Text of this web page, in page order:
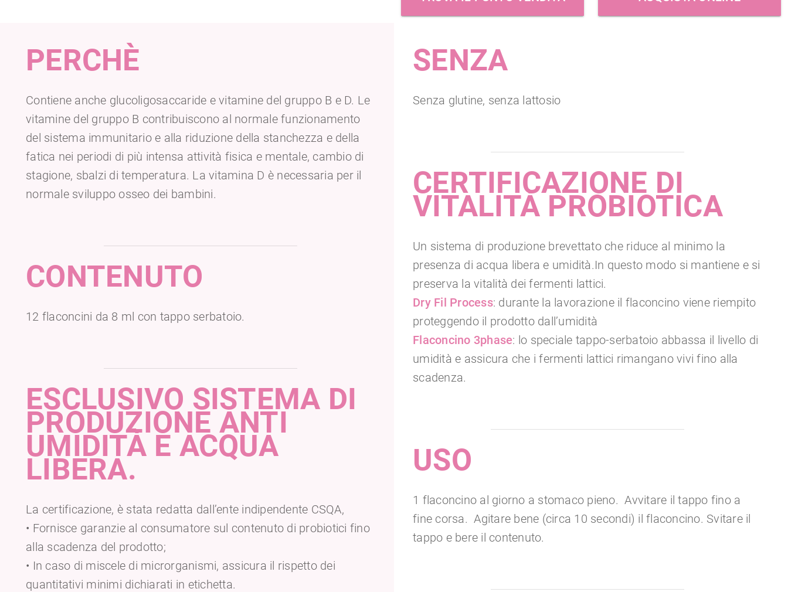
PERCHÈ
Contiene anche glucoligosaccaride e vitamine del gruppo B e D. Le
vitamine del gruppo B contribuiscono al normale funzionamento
del sistema immunitario e alla riduzione della stanchezza e della
fatica nei periodi di più intensa attività fisica e mentale, cambio di
stagione, sbalzi di temperatura. La vitamina D è necessaria per il
normale sviluppo osseo dei bambini.
CONTENUTO
12 flaconcini da 8 ml con tappo serbatoio.
ESCLUSIVO SISTEMA DI
PRODUZIONE ANTI
UMIDITÀ E ACQUA
LIBERA.
La certificazione, è stata redatta dall’ente indipendente CSQA,
• Fornisce garanzie al consumatore sul contenuto di probiotici fino
alla scadenza del prodotto;
• In caso di miscele di microrganismi, assicura il rispetto dei
quantitativi minimi dichiarati in etichetta.
SENZA
Senza glutine, senza lattosio
CERTIFICAZIONE DI
VITALITÀ PROBIOTICA
Un sistema di produzione brevettato che riduce al minimo la
presenza di acqua libera e umidità.In questo modo si mantiene e si
preserva la vitalità dei fermenti lattici.
Dry Fil Process: durante la lavorazione il flaconcino viene riempito
proteggendo il prodotto dall’umidità
Flaconcino 3phase: lo speciale tappo-serbatoio abbassa il livello di
umidità e assicura che i fermenti lattici rimangano vivi fino alla
scadenza.
USO
1 flaconcino al giorno a stomaco pieno. Avvitare il tappo fino a
fine corsa. Agitare bene (circa 10 secondi) il flaconcino. Svitare il
tappo e bere il contenuto.